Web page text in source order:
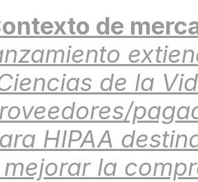
de
de la
HIPAA
la